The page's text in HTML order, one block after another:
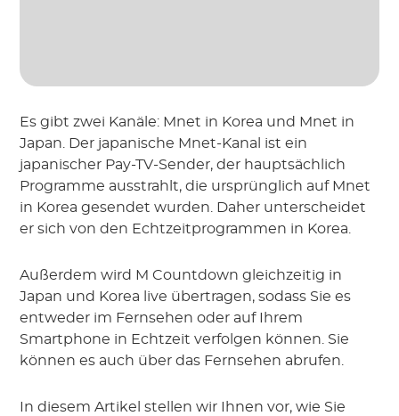
Es gibt zwei Kanäle: Mnet in Korea und Mnet in
Japan. Der japanische Mnet-Kanal ist ein
japanischer Pay-TV-Sender, der hauptsächlich
Programme ausstrahlt, die ursprünglich auf Mnet
in Korea gesendet wurden. Daher unterscheidet
er sich von den Echtzeitprogrammen in Korea.
Außerdem wird M Countdown gleichzeitig in
Japan und Korea live übertragen, sodass Sie es
entweder im Fernsehen oder auf Ihrem
Smartphone in Echtzeit verfolgen können. Sie
können es auch über das Fernsehen abrufen.
In diesem Artikel stellen wir Ihnen vor, wie Sie